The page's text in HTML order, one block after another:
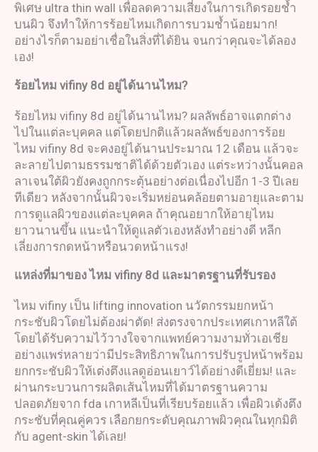
พิเศษ ultra thin wall เพื่อลดความเสี่ยงในการเกิดรอยช้ำ
บนผิว จึงทำให้การร้อยไหมเกิดการบวมช้ำน้อยมาก!
อย่างไรก็ตามอย่าเชื่อในสิ่งที่ได้ยิน จนกว่าคุณจะได้ลอง
เอง!
ร้อยไหม vifiny 8d อยู่ได้นานไหม?
ร้อยไหม vifiny 8d อยู่ได้นานไหม? ผลลัพธ์อาจแตกต่าง
ไปในแต่ละบุคคล แต่โดยปกติแล้วผลลัพธ์ของการร้อย
ไหม vifiny 8d จะคงอยู่ได้นานประมาณ 12 เดือน แล้วจะ
ละลายไปตามธรรมชาติได้ด้วยตัวเอง แต่ระหว่างนั้นคอล
ลาเจนใต้ผิวยังคงถูกกระตุ้นอย่างต่อเนื่องไปอีก 1-3 ปีเลย
ทีเดียว หลังจากนั้นผิวจะเริ่มหย่อนคล้อยตามอายุและตาม
การดูแลผิวของแต่ละบุคคล ถ้าคุณอยากให้อายุไหม
ยาวนานขึ้น แนะนำให้ดูแลตัวเองหลังทำอย่างดี หลีก
เลี่ยงการกดหน้าหรือนวดหน้าแรง!
แหล่งที่มาของไหม vifiny 8d และมาตรฐานที่รับรอง
ไหม vifiny เป็น lifting innovation นวัตกรรมยกหน้า
กระชับผิวโดยไม่ต้องผ่าตัด! ส่งตรงจากประเทศเกาหลีใต้
โดยได้รับความไว้วางใจจากแพทย์ความงามทั่วเอเชีย
อย่างแพร่หลายว่ามีประสิทธิภาพในการปรับรูปหน้าพร้อม
ยกกระชับผิวให้เต่งตึงแลดูอ่อนเยาว์ได้อย่างดีเยี่ยม! และ
ผ่านกระบวนการผลิตเส้นไหมที่ได้มาตรฐานความ
ปลอดภัยจาก fda เกาหลีเป็นที่เรียบร้อยแล้ว เพื่อผิวเด้งตึง
กระชับที่คุณคู่ควร เลือกยกระดับคุณภาพผิวคุณในทุกมิติ
กับ agent-skin ได้เลย!